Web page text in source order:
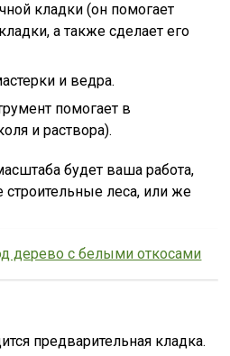
кладки (он помогает
а также сделает его
и ведра.
помогает в
и раствора).
будет ваша работа,
строительные леса, или же
дерево с белыми откосами
предварительная кладка.